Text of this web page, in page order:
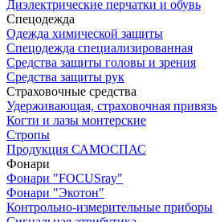
Диэлектрические перчатки и обувь
Спецодежда
Одежда химической защиты
Спецодежда специализированная
Средства защиты головы и зрения
Средства защиты рук
Страховочные средства
Удерживающая, страховочная привязь
Когти и лазы монтерские
Стропы
Продукция САМОСПАС
Фонари
Фонари "FOCUSray"
Фонари "Экотон"
Контрольно-измерительные приборы